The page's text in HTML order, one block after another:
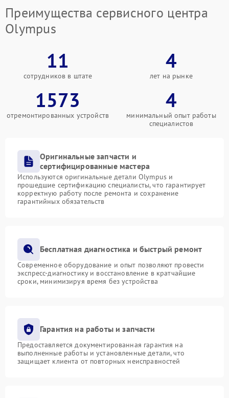
Преимущества сервисного центра
Olympus
11
сотрудников в штате
4
лет на рынке
1573
отремонтированных устройств
4
минимальный опыт работы
специалистов
Оригинальные запчасти и
сертифицированные мастера
Используются оригинальные детали Olympus и
прошедшие сертификацию специалисты, что гарантирует
корректную работу после ремонта и сохранение
гарантийных обязательств
Бесплатная диагностика и быстрый ремонт
Современное оборудование и опыт позволяют провести
экспресс-диагностику и восстановление в кратчайшие
сроки, минимизируя время без устройства
Гарантия на работы и запчасти
Предоставляется документированная гарантия на
выполненные работы и установленные детали, что
защищает клиента от повторных неисправностей